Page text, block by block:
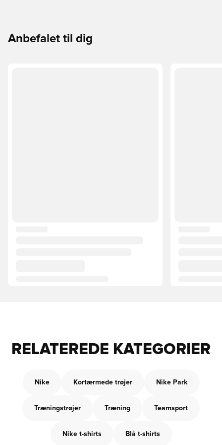
Anbefalet til dig
RELATEREDE KATEGORIER
Nike Kortærmede trøjer Nike Park
Træningstrøjer Træning Teamsport
Nike t-shirts Blå t-shirts